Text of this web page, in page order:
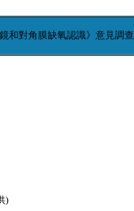
和對角膜缺氧認識》意見調查
)